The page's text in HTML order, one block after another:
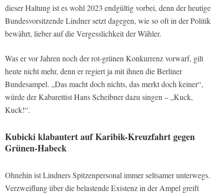
dieser Haltung ist es wohl 2023 endgültig vorbei, denn der heutige
Bundesvorsitzende Lindner setzt dagegen, wie so oft in der Politik
bewährt, lieber auf die Vergesslichkeit der Wähler.
Was er vor Jahren noch der rot-grünen Konkurrenz vorwarf, gilt
heute nicht mehr, denn er regiert ja mit ihnen die Berliner
Bundesampel. „Das macht doch nichts, das merkt doch keiner“,
würde der Kabarettist Hans Scheibner dazu singen – „Kuck,
Kuck!“.
Kubicki klabautert auf Karibik-Kreuzfahrt gegen
Grünen-Habeck
Ohnehin ist Lindners Spitzenpersonal immer seltsamer unterwegs.
Verzweiflung über die belastende Existenz in der Ampel greift